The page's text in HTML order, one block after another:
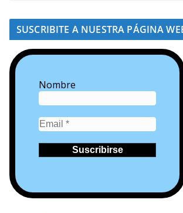
SUSCRIBITE A NUESTRA PÁGINA
Nombre